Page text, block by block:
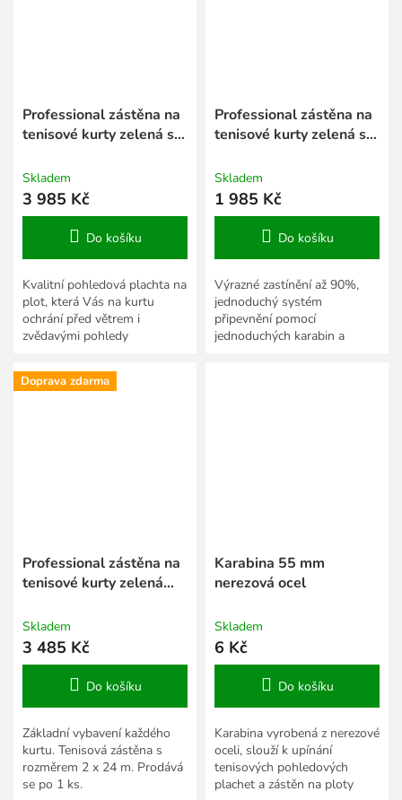
Professional zástěna na
tenisové kurty zelená sv.
Skladem
3 985 Kč
Do košíku
Kvalitní pohledová plachta na
plot, která Vás na kurtu
ochrání před větrem i
zvědavými pohledy
Professional zástěna na
tenisové kurty zelená sv.
Skladem
1 985 Kč
Do košíku
Výrazné zastínění až 90%,
jednoduchý systém
připevnění pomocí
jednoduchých karabin a
Doprava zdarma
Professional zástěna na
tenisové kurty zelená
Skladem
3 485 Kč
Do košíku
Základní vybavení každého
kurtu. Tenisová zástěna s
rozměrem 2 x 24 m. Prodává
se po 1 ks.
Karabina 55 mm
nerezová ocel
Skladem
6 Kč
Do košíku
Karabina vyrobená z nerezové
oceli, slouží k upínání
tenisových pohledových
plachet a zástěn na ploty